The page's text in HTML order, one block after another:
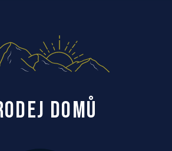
DOMŮ